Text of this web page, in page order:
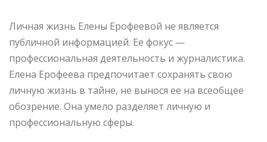
Личная жизнь Елены Ерофеевой не является
публичной информацией. Ее фокус —
профессиональная деятельность и журналистика.
Елена Ерофеева предпочитает сохранять свою
личную жизнь в тайне, не вынося ее на всеобщее
обозрение. Она умело разделяет личную и
профессиональную сферы.